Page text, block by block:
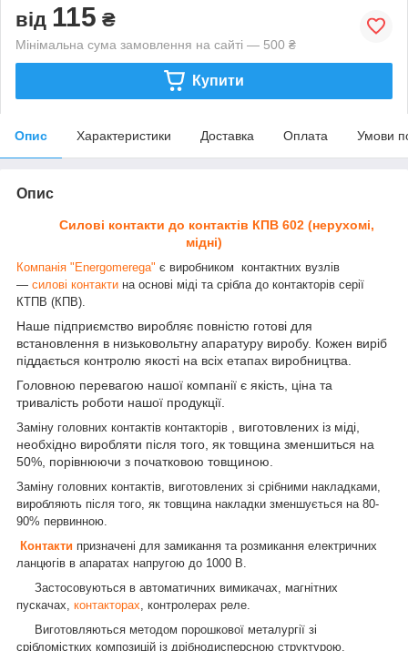
від 115 ₴
Мінімальна сума замовлення на сайті — 500 ₴
Купити
Опис Характеристики Доставка Оплата Умови
Опис
Силові контакти до контактів КПВ 602 (нерухомі,
мідні)
Компанія "Energomerega" є виробником контактних вузлів
— силові контакти на основі міді та срібла до контакторів серії
КТПВ (КПВ).
Наше підприємство виробляє повністю готові для
встановлення в низьковольтну апаратуру виробу. Кожен виріб
піддається контролю якості на всіх етапах виробництва.
Головною перевагою нашої компанії є якість, ціна та
тривалість роботи нашої продукції.
Заміну головних контактів контакторів
, виготовлених із міді,
необхідно виробляти після того, як товщина зменшиться на
50%, порівнюючи з початковою товщиною.
Заміну головних контактів, виготовлених зі срібними накладками,
виробляють після того, як товщина накладки зменшується на 80-
90% первинною.
Контакти призначені для замикання та розмикання електричних
ланцюгів в апаратах напругою до 1000 В.
Застосовуються в автоматичних вимикачах, магнітних
пускачах, контакторах , контролерах реле.
Виготовляються методом порошкової металургії зі
срібломістких композицій із дрібнодисперсною структурою.